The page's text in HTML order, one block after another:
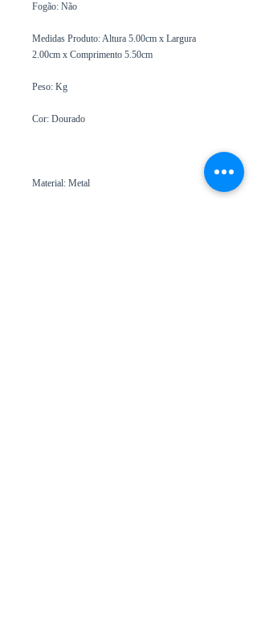
Fogão: Não
Medidas Produto: Altura 5.00cm x Largura
2.00cm x Comprimento 5.50cm
Peso: Kg
Cor: Dourado
Material: Metal